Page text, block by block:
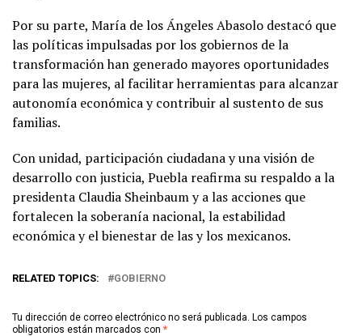
Por su parte, María de los Ángeles Abasolo destacó que
las políticas impulsadas por los gobiernos de la
transformación han generado mayores oportunidades
para las mujeres, al facilitar herramientas para alcanzar
autonomía económica y contribuir al sustento de sus
familias.
Con unidad, participación ciudadana y una visión de
desarrollo con justicia, Puebla reafirma su respaldo a la
presidenta Claudia Sheinbaum y a las acciones que
fortalecen la soberanía nacional, la estabilidad
económica y el bienestar de las y los mexicanos.
RELATED TOPICS: GOBIERNO
Tu dirección de correo electrónico no será publicada. Los campos
obligatorios están marcados con *